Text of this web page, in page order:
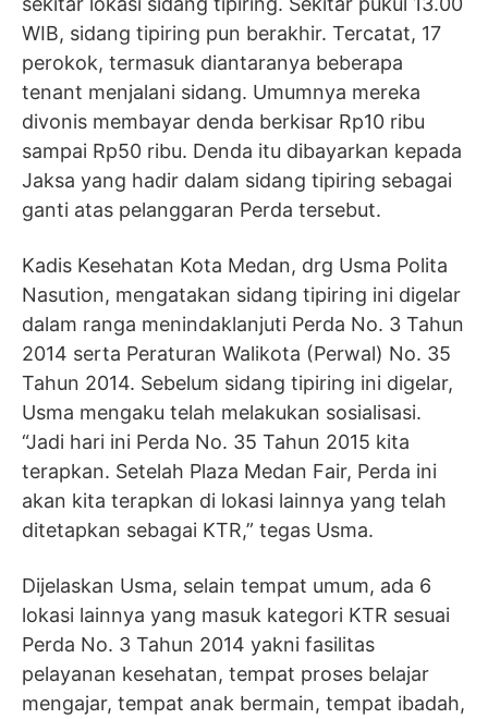
WIB, sidang tipiring pun berakhir. Tercatat, 17
perokok, termasuk diantaranya beberapa
tenant menjalani sidang. Umumnya mereka
divonis membayar denda berkisar Rp10 ribu
sampai Rp50 ribu. Denda itu dibayarkan kepada
Jaksa yang hadir dalam sidang tipiring sebagai
ganti atas pelanggaran Perda tersebut.
Kadis Kesehatan Kota Medan, drg Usma Polita
Nasution, mengatakan sidang tipiring ini digelar
dalam ranga menindaklanjuti Perda No. 3 Tahun
2014 serta Peraturan Walikota (Perwal) No. 35
Tahun 2014. Sebelum sidang tipiring ini digelar,
Usma mengaku telah melakukan sosialisasi.
“Jadi hari ini Perda No. 35 Tahun 2015 kita
terapkan. Setelah Plaza Medan Fair, Perda ini
akan kita terapkan di lokasi lainnya yang telah
ditetapkan sebagai KTR,” tegas Usma.
Dijelaskan Usma, selain tempat umum, ada 6
lokasi lainnya yang masuk kategori KTR sesuai
Perda No. 3 Tahun 2014 yakni fasilitas
pelayanan kesehatan, tempat proses belajar
mengajar, tempat anak bermain, tempat ibadah,